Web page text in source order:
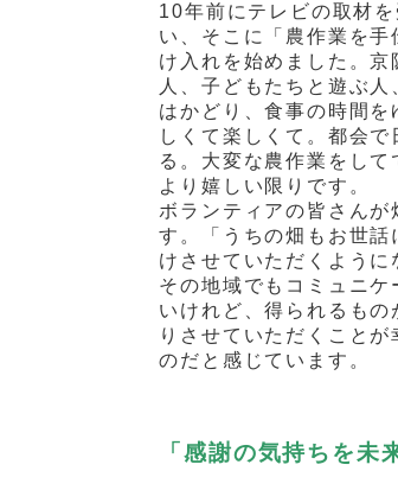
10年前にテレビの取材
い、そこに「農作業を
け入れを始めました。
人、子どもたちと遊ぶ
はかどり、食事の時間
しくて楽しくて。都会
る。大変な農作業をし
より嬉しい限りです。
ボランティアの皆さん
す。「うちの畑もお世
けさせていただくように
その地域でもコミュニ
いけれど、得られるも
りさせていただくこと
のだと感じています。
「感謝の気持ちを未